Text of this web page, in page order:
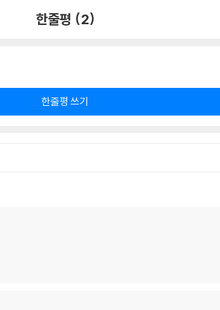
한줄평 (2)
한줄평 쓰기